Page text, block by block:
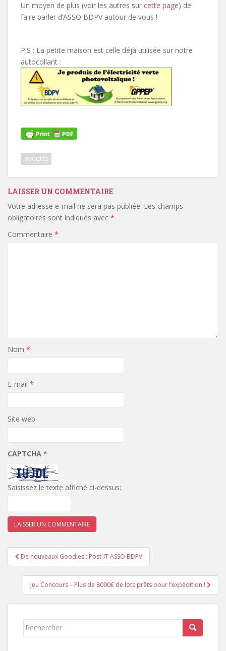
Un moyen de plus (voir les autres sur cette page) de
faire parler d’ASSO BDPV autour de vous !
P.S : La petite maison est celle déjà utilisée sur notre
autocollant :
goodies
LAISSER UN COMMENTAIRE
Votre adresse e-mail ne sera pas publiée. Les champs
obligatoires sont indiqués avec *
Commentaire *
Nom *
E-mail *
Site web
CAPTCHA *
Saisissez le texte affiché ci-dessus:
Navigation
de
l’article
De nouveaux Goodies : Post-IT ASSO BDPV
Jeu Concours – Plus de 8000€ de lots prêts pour l’expédition !
Rechercher...